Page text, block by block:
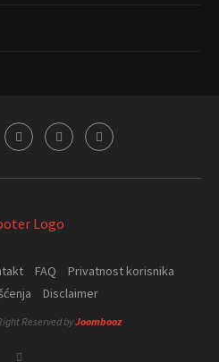
FAQ
Privatnost korisnika
Disclaimer
Reserved byJoombooz